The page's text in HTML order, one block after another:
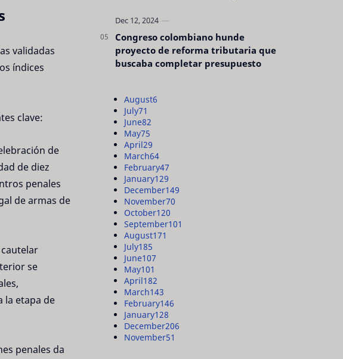
validadas
índices
clave:
de
de diez
penales
de armas de
se
la etapa de
penales da
Congreso colombiano hunde
proyecto de reforma tributaria que
buscaba completar presupuesto
August6
July71
June82
May75
April29
March64
February47
January129
December149
November70
October120
September101
August171
July185
June107
May101
April182
March143
February146
January128
December206
November51